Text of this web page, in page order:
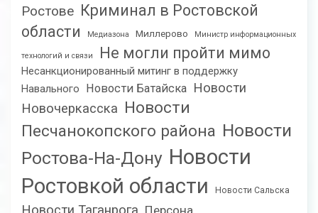
Ростове Криминал в Ростовской
области
Медиазона Миллерово Министр информационных
технологий и связи Не могли пройти мимо
Несанкционированный митинг в поддержку
Навального
Новости Батайска Новости
Новочеркасска Новости
Песчанокопского района Новости
Ростова-На-Дону Новости
Ростовкой области
Новости Сальска
Новости Таганрога